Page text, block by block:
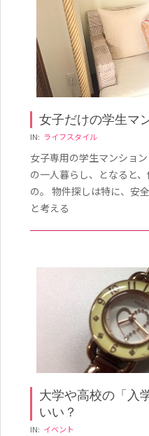
女子だけの学生マ
2020-
02-
14
IN: ライフスタイル
女子専用の学生マンショ
の一人暮らし、となると
の。 物件探しは特に、安
と考える
大学や高校の「入
いい？
2019-
IN: イベント